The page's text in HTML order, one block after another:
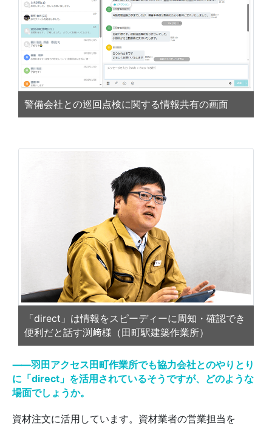
警備会社との巡回点検に関する情報共有の画面
「direct」は情報をスピーディーに周知・確認でき
便利だと話す渕﨑様（田町駅建築作業所）
⸺羽田アクセス田町作業所でも協力会社とのやりとり
に「direct」を活用されているそうですが、どのような
場面でしょうか。
資材注文に活用しています。資材業者の営業担当を